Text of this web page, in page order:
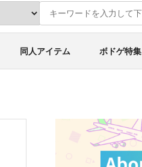
同人アイテム ボドゲ特集